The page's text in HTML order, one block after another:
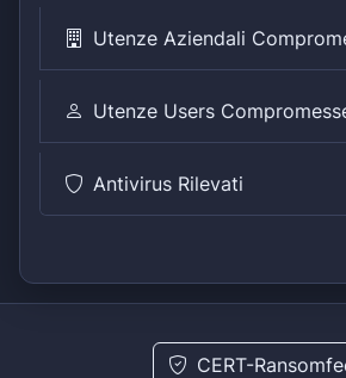
Utenze Aziendali
Utenze Users
Antivirus Rilevati
CERT-